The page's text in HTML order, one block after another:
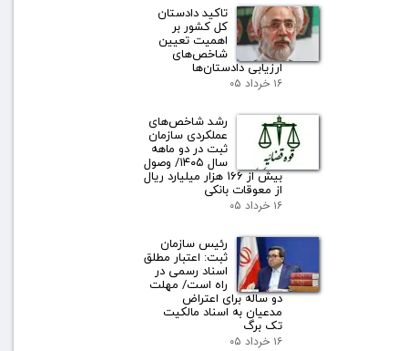
تاکید دادستان
کل کشور بر
اهمیت تعیین
شاخص‌های
ارزیابی دادستان‌ها
۱۶ خرداد ۰۵
رشد شاخص‌های
عملکردی سازمان
ثبت در دو ماهه
سال ۱۴۰۵/ وصول
بیش از ۱۶۶ هزار میلیارد ریال
از معوقات بانکی
۱۶ خرداد ۰۵
رئیس سازمان
ثبت: اعتبار مطلق
اسناد رسمی در
راه است/ مهلت
دو ساله برای اعتراض
مدعیان به اسناد مالکیت
تک برگ
۱۶ خرداد ۰۵